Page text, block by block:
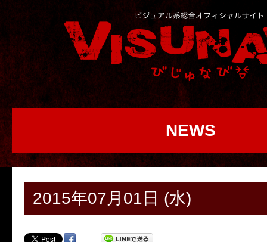
NEWS
2015年07月01日 (水)